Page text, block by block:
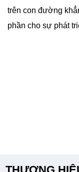
trên con đường
phần cho sự phát